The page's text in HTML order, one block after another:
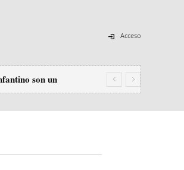
Acceso
son un